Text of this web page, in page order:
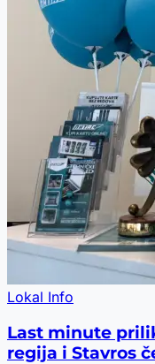
Lokal Info
Last minute
regija i Stavros